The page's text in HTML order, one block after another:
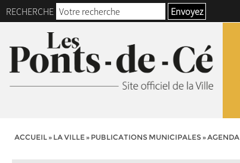
RECHERCHE Envoyez
ACCUEIL» LA VILLE» PUBLICATIONS MUNICIPALES»AGENDA